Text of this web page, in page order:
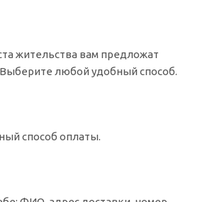
жительства вам предложат
любой удобный способ.
способ оплаты.